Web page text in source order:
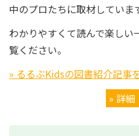
中のプロたちに取材していま
わかりやすくて読んで楽し
覧ください。
» るるぶKidsの図書紹介記事
» 詳細